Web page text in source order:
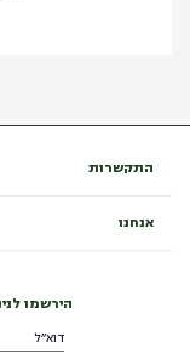
התקשרות
אנחנו
הירשמו